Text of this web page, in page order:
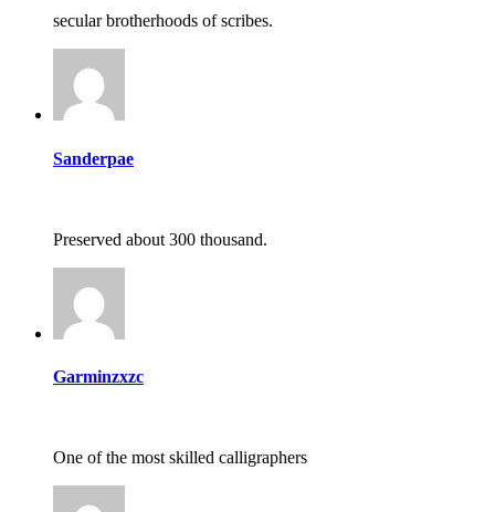
secular brotherhoods of scribes.
Sanderpae
Preserved about 300 thousand.
Garminzxzc
One of the most skilled calligraphers